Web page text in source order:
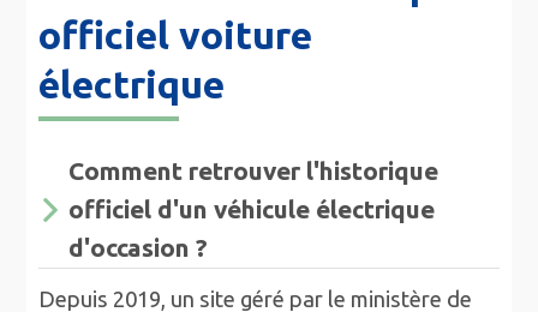
officiel voiture
électrique
Comment retrouver l'historique
officiel d'un véhicule électrique
d'occasion ?
Depuis 2019, un site géré par le ministère de